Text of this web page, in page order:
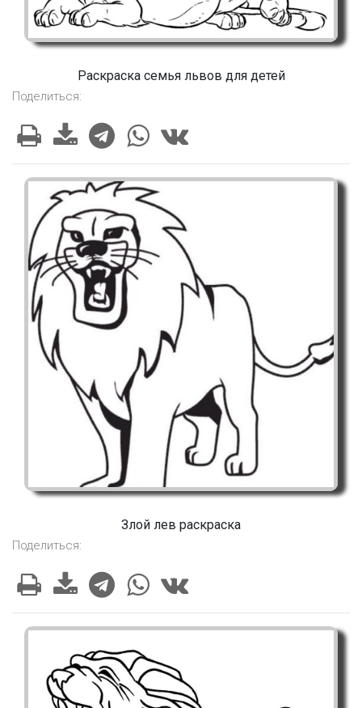
Раскраска семья львов для детей
Поделиться:
Злой лев раскраска
Поделиться: